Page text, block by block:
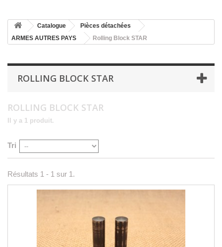
Catalogue
Pièces détachées
ARMES AUTRES PAYS
Rolling Block STAR
ROLLING BLOCK STAR
ROLLING BLOCK STAR
Il y a 1 produit.
Tri
Résultats 1 - 1 sur 1.